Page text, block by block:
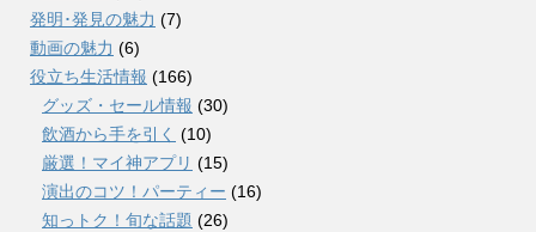
発明･発見の魅力 (7)
動画の魅力 (6)
役立ち生活情報 (166)
グッズ・セール情報 (30)
飲酒から手を引く (10)
厳選！マイ神アプリ (15)
演出のコツ！パーティー (16)
知っトク！旬な話題 (26)